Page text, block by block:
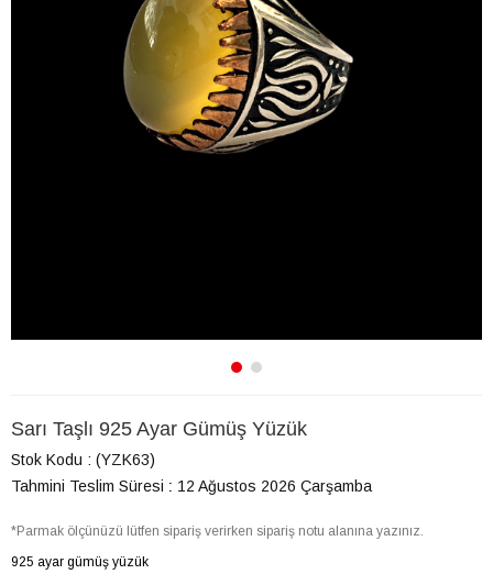
Sarı Taşlı 925 Ayar Gümüş Yüzük
Stok Kodu
(YZK63)
Tahmini Teslim Süresi : 12 Ağustos 2026 Çarşamba
*Parmak ölçünüzü lütfen sipariş verirken sipariş notu alanına yazınız.
925 ayar gümüş yüzük